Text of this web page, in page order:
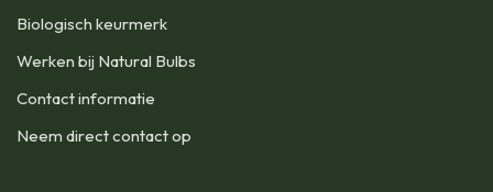
Biologisch keurmerk
Werken bij Natural Bulbs
Contact informatie
Neem direct contact op